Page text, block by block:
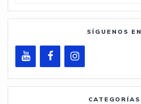
SÍGUENOS EN
CATEGORÍAS